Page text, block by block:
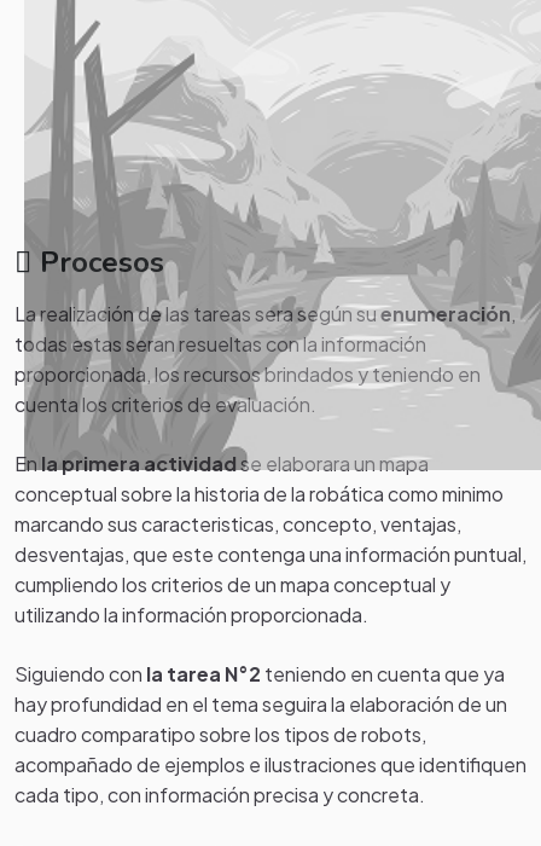
Procesos
La realización de las tareas sera según suenumeración,
todas estas seran resueltas con la información
proporcionada, los recursos brindados y teniendo en
cuenta los criterios de evaluación.
Enla primera actividadse elaborara un mapa
conceptual sobre la historia de la robática como minimo
marcando sus caracteristicas, concepto, ventajas,
desventajas, que este contenga una información puntual,
cumpliendo los criterios de un mapa conceptual y
utilizando la información proporcionada.
Siguiendo con la tarea N°2 teniendo en cuenta que ya
hay profundidad en el tema seguira la elaboración de un
cuadro comparatipo sobre los tipos de robots,
acompañado de ejemplos e ilustraciones que identifiquen
cada tipo, con información precisa y concreta.